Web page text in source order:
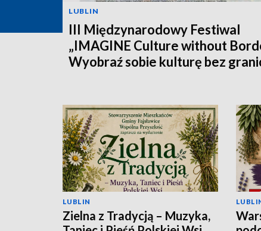
LUBLIN
III Międzynarodowy Festiwal
„IMAGINE Culture without
Wyobraź sobie kulturę bez
LUBLIN
Zielna z Tradycją – Muzyka,